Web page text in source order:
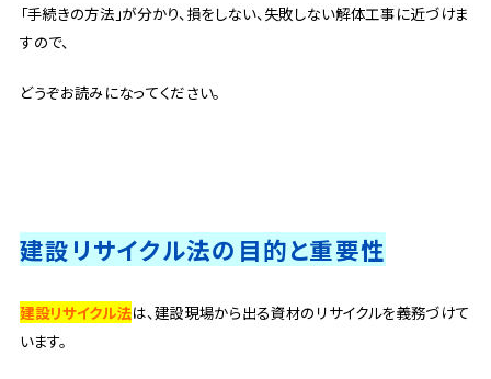
「手続きの方法」が分かり、損をしない、失敗しない解体工事に近づけま
すので、
どうぞお読みになってください。
建設リサイクル法の目的と重要性
建設リサイクル法は、建設現場から出る資材のリサイクルを義務づけて
います。